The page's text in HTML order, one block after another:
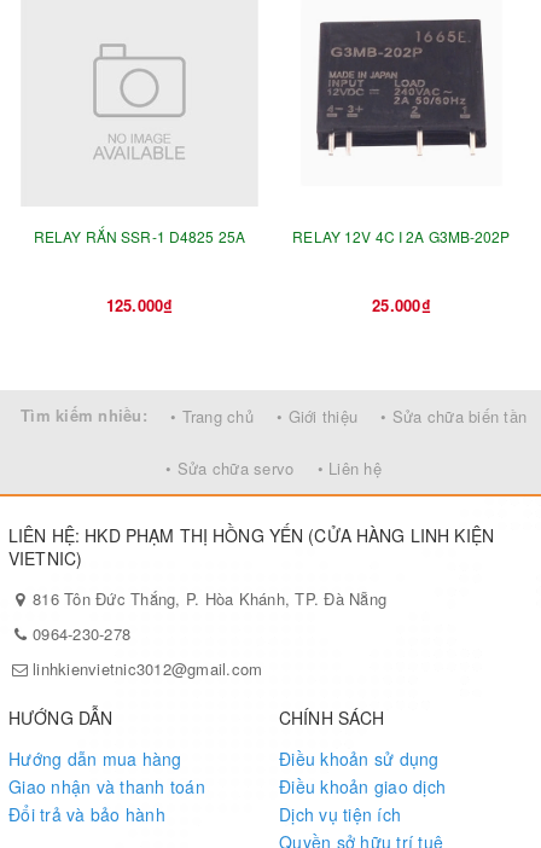
RELAY RẮN SSR-1 D4825 25A
125.000₫
RELAY 12V 4C I 2A G3MB-202P
25.000₫
Tìm kiếm nhiều: • Trang chủ • Giới thiệu • Sửa chữa biến tần
• Sửa chữa servo • Liên hệ
LIÊN HỆ: HKD PHẠM THỊ HỒNG YẾN (CỬA HÀNG LINH KIỆN
VIETNIC)
816 Tôn Đức Thắng, P. Hòa Khánh, TP. Đà Nẵng
0964-230-278
linhkienvietnic3012@gmail.com
HƯỚNG DẪN
Hướng dẫn mua hàng
Giao nhận và thanh toán
Đổi trả và bảo hành
CHÍNH SÁCH
Điều khoản sử dụng
Điều khoản giao dịch
Dịch vụ tiện ích
Quyền sở hữu trí tuệ